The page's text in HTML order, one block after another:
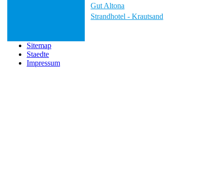
Gut Altona
Strandhotel - Krautsand
Sitemap
Staedte
Impressum